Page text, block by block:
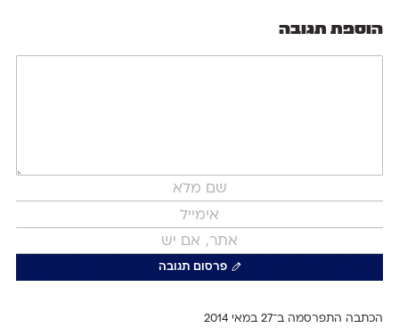
הוספת תגובה
פרסום תגובה
הכתבה התפרסמה ב־27 ב מאי 2014